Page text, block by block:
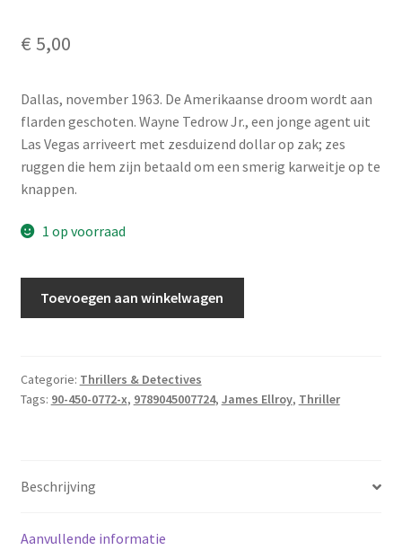
€ 5,00
Dallas, november 1963. De Amerikaanse droom wordt aan
flarden geschoten. Wayne Tedrow Jr., een jonge agent uit
Las Vegas arriveert met zesduizend dollar op zak; zes
ruggen die hem zijn betaald om een smerig karweitje op te
knappen.
1 op voorraad
ruggen
aantal
Toevoegen aan winkelwagen
Categorie: Thrillers & Detectives
Tags: 90-450-0772-x, 9789045007724, James Ellroy, Thriller
Beschrijving
Aanvullende informatie